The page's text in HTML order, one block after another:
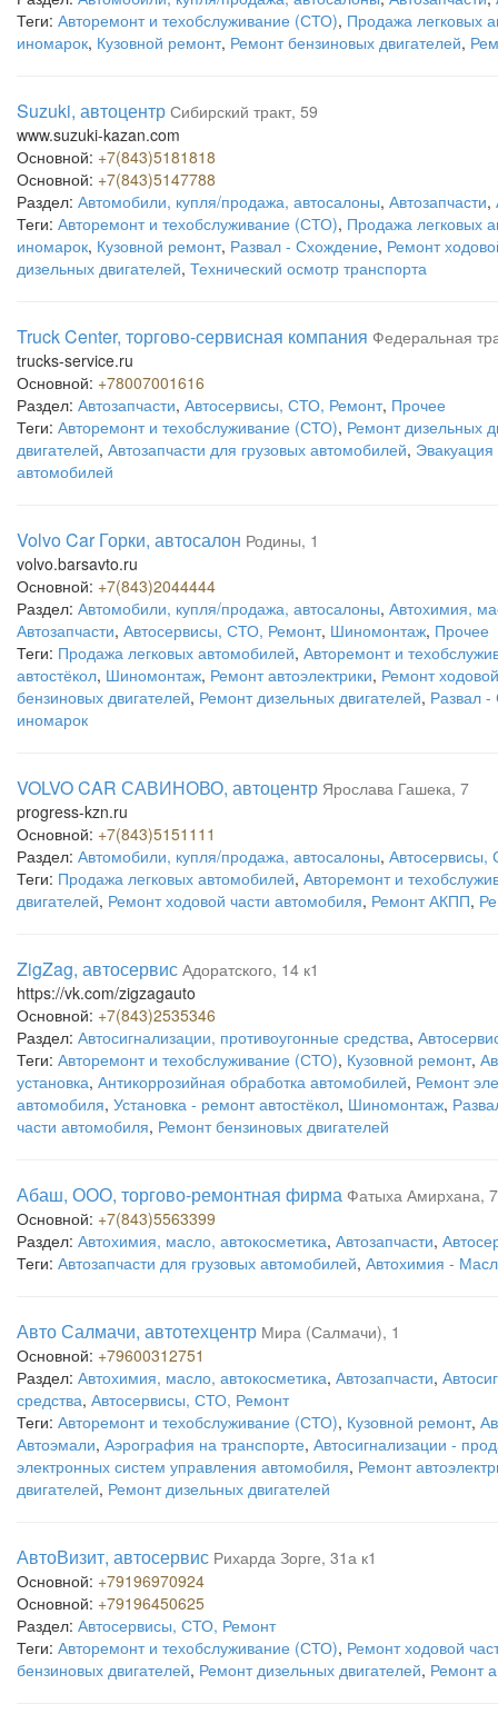
Теги: Авторемонт и техобслуживание (СТО), Продажа легковых
иномарок, Кузовной ремонт, Ремонт бензиновых двигателей,
Suzuki, автоцентр Сибирский тракт, 59
www.suzuki-kazan.com
Основной: +7(843)5181818
Основной: +7(843)5147788
Раздел: Автомобили, купля/продажа, автосалоны, Автозапчасти,
Теги: Авторемонт и техобслуживание (СТО), Продажа легковых
иномарок, Кузовной ремонт, Развал - Схождение, Ремонт
дизельных двигателей, Технический осмотр транспорта
Truck Center, торгово-сервисная компания Федеральная
trucks-service.ru
Основной: +78007001616
Раздел: Автозапчасти, Автосервисы, СТО, Ремонт, Прочее
Теги: Авторемонт и техобслуживание (СТО), Ремонт дизельных
двигателей, Автозапчасти для грузовых автомобилей,
автомобилей
Volvo Car Горки, автосалон Родины, 1
volvo.barsavto.ru
Основной: +7(843)2044444
Раздел: Автомобили, купля/продажа, автосалоны, Автохимия,
Автозапчасти, Автосервисы, СТО, Ремонт, Шиномонтаж, Прочее
Теги: Продажа легковых автомобилей, Авторемонт и
автостёкол, Шиномонтаж, Ремонт автоэлектрики, Ремонт
бензиновых двигателей, Ремонт дизельных двигателей, Развал
иномарок
VOLVO CAR САВИНОВО, автоцентр Ярослава Гашека, 7
progress-kzn.ru
Основной: +7(843)5151111
Раздел: Автомобили, купля/продажа, автосалоны,
Теги: Продажа легковых автомобилей, Авторемонт и
двигателей, Ремонт ходовой части автомобиля, Ремонт АКПП,
ZigZag, автосервис Адоратского, 14 к1
https://vk.com/zigzagauto
Основной: +7(843)2535346
Раздел: Автосигнализации, противоугонные средства,
Теги: Авторемонт и техобслуживание (СТО), Кузовной ремонт,
установка, Антикоррозийная обработка автомобилей, Ремонт
автомобиля, Установка - ремонт автостёкол, Шиномонтаж,
части автомобиля, Ремонт бензиновых двигателей
Абаш, ООО, торгово-ремонтная фирма Фатыха Амирхана,
Основной: +7(843)5563399
Раздел: Автохимия, масло, автокосметика, Автозапчасти,
Теги: Автозапчасти для грузовых автомобилей, Автохимия -
Авто Салмачи, автотехцентр Мира (Салмачи), 1
Основной: +79600312751
Раздел: Автохимия, масло, автокосметика, Автозапчасти,
средства, Автосервисы, СТО, Ремонт
Теги: Авторемонт и техобслуживание (СТО), Кузовной ремонт,
Автоэмали, Аэрография на транспорте, Автосигнализации -
электронных систем управления автомобиля, Ремонт
двигателей, Ремонт дизельных двигателей
АвтоВизит, автосервис Рихарда Зорге, 31а к1
Основной: +79196970924
Основной: +79196450625
Раздел: Автосервисы, СТО, Ремонт
Теги: Авторемонт и техобслуживание (СТО), Ремонт ходовой
бензиновых двигателей, Ремонт дизельных двигателей, Ремонт